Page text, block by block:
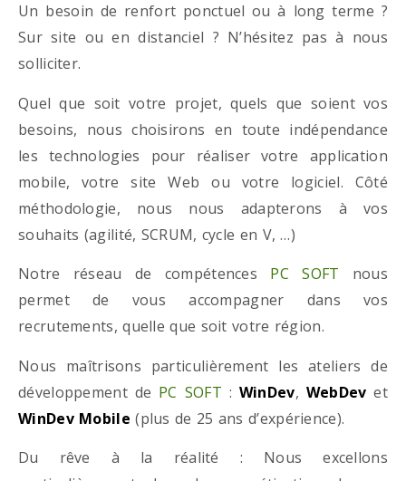
Un besoin de renfort ponctuel ou à long terme ?
Sur site ou en distanciel ? N’hésitez pas à nous
solliciter.
Quel que soit votre projet, quels que soient vos
besoins, nous choisirons en toute indépendance
les technologies pour réaliser votre application
mobile, votre site Web ou votre logiciel. Côté
méthodologie, nous nous adapterons à vos
souhaits (agilité, SCRUM, cycle en V, …)
Notre réseau de compétences PC SOFT nous
permet de vous accompagner dans vos
recrutements, quelle que soit votre région.
Nous maîtrisons particulièrement les ateliers de
développement de PC SOFT : WinDev, WebDev et
WinDev Mobile (plus de 25 ans d’expérience).
Du rêve à la réalité : Nous excellons